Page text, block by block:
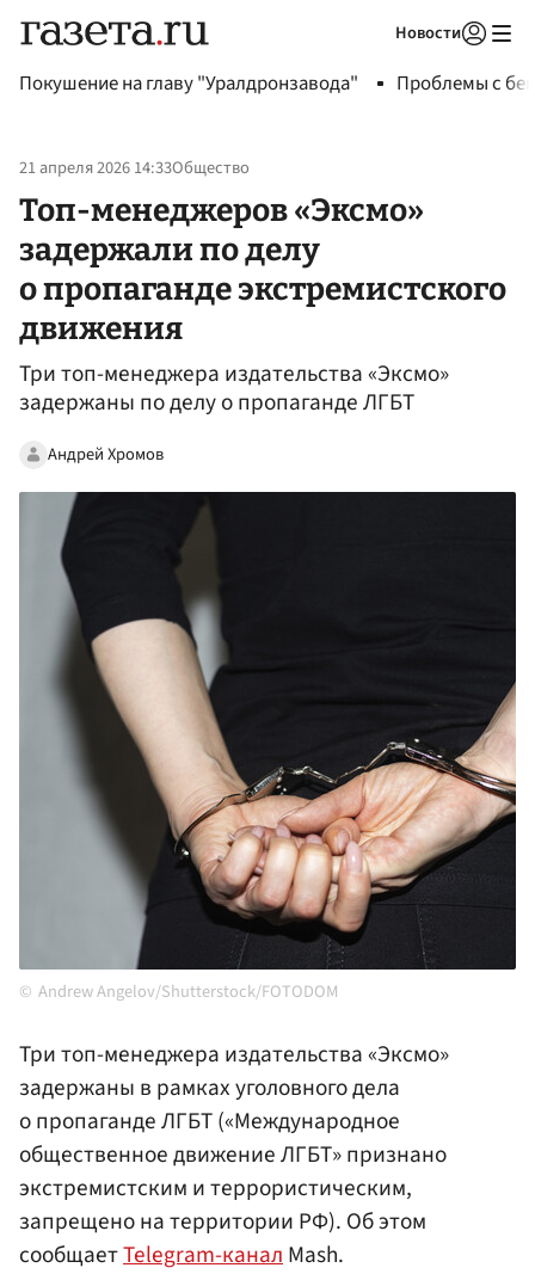
Новости
Покушение на главу "Уралдронзавода" Проблемы с
21 апреля 2026 14:33Общество
Топ-менеджеров «Эксмо»
задержали по делу
о пропаганде экстремистского
движения
Три топ-менеджера издательства «Эксмо»
задержаны по делу о пропаганде ЛГБТ
Андрей Хромов
Andrew Angelov/Shutterstock/FOTODOM
Три топ-менеджера издательства «Эксмо»
задержаны в рамках уголовного дела
о пропаганде ЛГБТ («Международное
общественное движение ЛГБТ» признано
экстремистским и террористическим,
запрещено на территории РФ). Об этом
сообщаетTelegram-каналMash.